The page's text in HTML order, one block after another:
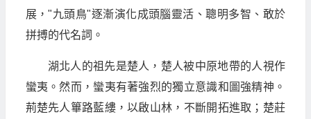
展，"九頭鳥"逐漸演化成頭腦靈活、聰明多智、敢於
拼搏的代名詞。
湖北人的祖先是楚人，楚人被中原地帶的人視作
蠻夷。然而，蠻夷有著強烈的獨立意識和圖強精神。
荊楚先人篳路藍縷，以啟山林，不斷開拓進取；楚莊